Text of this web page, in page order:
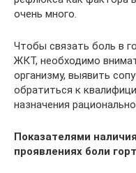
очень много.
Чтобы связать боль в
ЖКТ, необходимо
организму, выявить
обратиться к
назначения
Показателями
проявлениях боли